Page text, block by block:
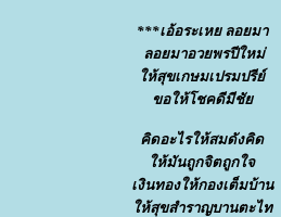
***​​​​​​เอ้อระเหย ลอยมา
ลอยมาอวยพรปีใหม่
ห้สุขเกษมเปรมปรีย์
ขอให้โชคดีมีชั
คิดอะไรให้สมดังคิด
ห้มันถูกจิตถูกใจ
เงินทองให้กองเต็มบ้าน
ห้สุขสำราญบานตะไท